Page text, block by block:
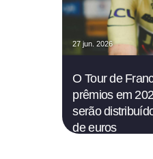
27 jun. 2026
O Tour de
prêmios em
serão
de euros